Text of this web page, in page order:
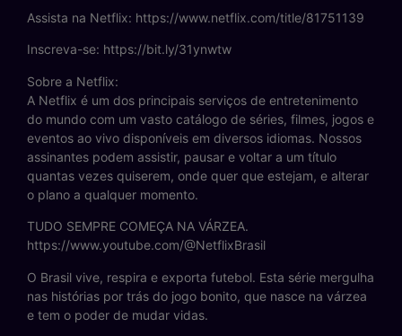
Assista na Netflix: https://www.netflix.com/title/81751139
Inscreva-se: https://bit.ly/31ynwtw
Sobre a Netflix:
A Netflix é um dos principais serviços de entretenimento
do mundo com um vasto catálogo de séries, filmes, jogos e
eventos ao vivo disponíveis em diversos idiomas. Nossos
assinantes podem assistir, pausar e voltar a um título
quantas vezes quiserem, onde quer que estejam, e alterar
o plano a qualquer momento.
TUDO SEMPRE COMEÇA NA VÁRZEA.
https://www.youtube.com/@NetflixBrasil
O Brasil vive, respira e exporta futebol. Esta série mergulha
nas histórias por trás do jogo bonito, que nasce na várzea
e tem o poder de mudar vidas.